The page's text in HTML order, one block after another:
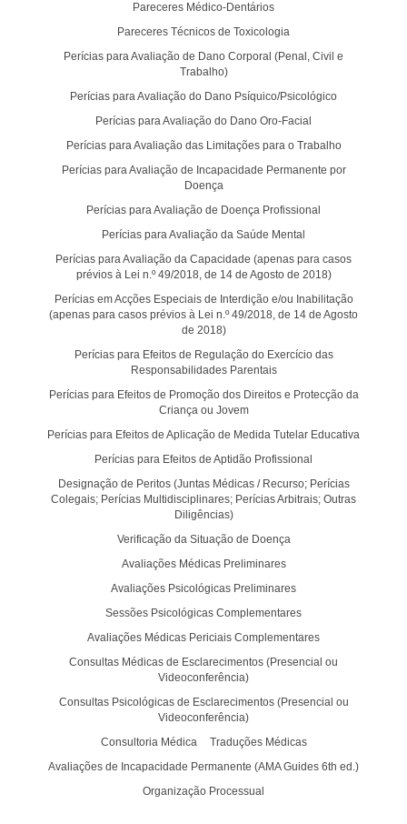
Pareceres Médico-Dentários
Pareceres Técnicos de Toxicologia
Perícias para Avaliação de Dano Corporal (Penal, Civil e
Trabalho)
Perícias para Avaliação do Dano Psíquico/Psicológico
Perícias para Avaliação do Dano Oro-Facial
Perícias para Avaliação das Limitações para o Trabalho
Perícias para Avaliação de Incapacidade Permanente por
Doença
Perícias para Avaliação de Doença Profissional
Perícias para Avaliação da Saúde Mental
Perícias para Avaliação da Capacidade (apenas para casos
prévios à Lei n.º 49/2018, de 14 de Agosto de 2018)
Perícias em Acções Especiais de Interdição e/ou Inabilitação
(apenas para casos prévios à Lei n.º 49/2018, de 14 de Agosto
de 2018)
Perícias para Efeitos de Regulação do Exercício das
Responsabilidades Parentais
Perícias para Efeitos de Promoção dos Direitos e Protecção da
Criança ou Jovem
Perícias para Efeitos de Aplicação de Medida Tutelar Educativa
Perícias para Efeitos de Aptidão Profissional
Designação de Peritos (Juntas Médicas / Recurso; Perícias
Colegais; Perícias Multidisciplinares; Perícias Arbitrais; Outras
Diligências)
Verificação da Situação de Doença
Avaliações Médicas Preliminares
Avaliações Psicológicas Preliminares
Sessões Psicológicas Complementares
Avaliações Médicas Periciais Complementares
Consultas Médicas de Esclarecimentos (Presencial ou
Videoconferência)
Consultas Psicológicas de Esclarecimentos (Presencial ou
Videoconferência)
Consultoria Médica
Traduções Médicas
Avaliações de Incapacidade Permanente (AMA Guides 6th ed.)
Organização Processual